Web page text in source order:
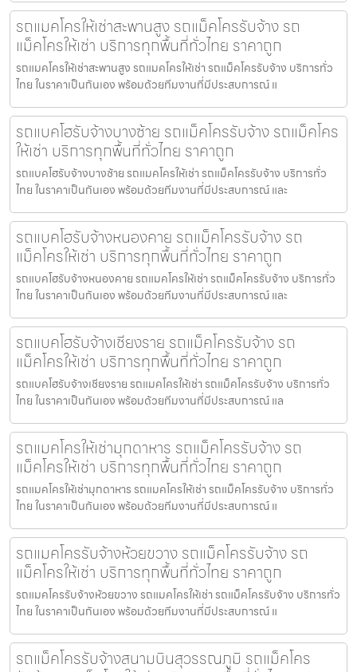
รถแมคโครให้เช่าสะพานสูง รถแม็คโครรับจ้าง รถ
แม็คโครให้เช่า บริการทุกพื้นที่ทั่วไทย ราคาถูก
รถแมคโครให้เช่าสะพานสูง รถแมคโครให้เช่า รถแม็คโครรับจ้าง บริการทั่ว
ไทย ในราคาเป็นกันเอง พร้อมด้วยทีมงานที่มีประสบการณ์ แ
รถแบคโฮรับจ้างบางซ้าย รถแม็คโครรับจ้าง รถแม็คโคร
ให้เช่า บริการทุกพื้นที่ทั่วไทย ราคาถูก
รถแบคโฮรับจ้างบางซ้าย รถแมคโครให้เช่า รถแม็คโครรับจ้าง บริการทั่ว
ไทย ในราคาเป็นกันเอง พร้อมด้วยทีมงานที่มีประสบการณ์ และ
รถแบคโฮรับจ้างหนองคาย รถแม็คโครรับจ้าง รถ
แม็คโครให้เช่า บริการทุกพื้นที่ทั่วไทย ราคาถูก
รถแบคโฮรับจ้างหนองคาย รถแมคโครให้เช่า รถแม็คโครรับจ้าง บริการทั่ว
ไทย ในราคาเป็นกันเอง พร้อมด้วยทีมงานที่มีประสบการณ์ และ
รถแบคโฮรับจ้างเชียงราย รถแม็คโครรับจ้าง รถ
แม็คโครให้เช่า บริการทุกพื้นที่ทั่วไทย ราคาถูก
รถแบคโฮรับจ้างเชียงราย รถแมคโครให้เช่า รถแม็คโครรับจ้าง บริการทั่ว
ไทย ในราคาเป็นกันเอง พร้อมด้วยทีมงานที่มีประสบการณ์ แล
รถแมคโครให้เช่ามุกดาหาร รถแม็คโครรับจ้าง รถ
แม็คโครให้เช่า บริการทุกพื้นที่ทั่วไทย ราคาถูก
รถแมคโครให้เช่ามุกดาหาร รถแมคโครให้เช่า รถแม็คโครรับจ้าง บริการทั่ว
ไทย ในราคาเป็นกันเอง พร้อมด้วยทีมงานที่มีประสบการณ์ แ
รถแมคโครรับจ้างห้วยขวาง รถแม็คโครรับจ้าง รถ
แม็คโครให้เช่า บริการทุกพื้นที่ทั่วไทย ราคาถูก
รถแมคโครรับจ้างห้วยขวาง รถแมคโครให้เช่า รถแม็คโครรับจ้าง บริการทั่ว
ไทย ในราคาเป็นกันเอง พร้อมด้วยทีมงานที่มีประสบการณ์ แ
รถแม็คโครรับจ้างสนามบินสุวรรณภูมิ รถแม็คโคร